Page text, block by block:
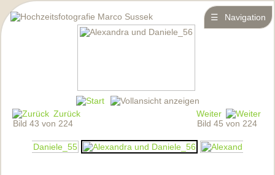
☰ Navigation
Zurück
Bild 43 von 224
Weiter
Bild 45 von 224